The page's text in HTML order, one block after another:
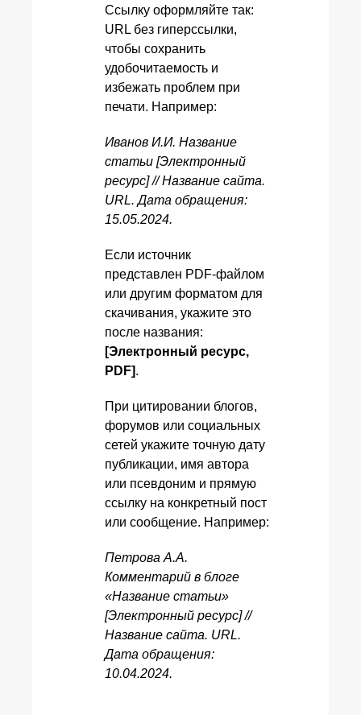
Ссылку оформляйте так:
URL без гиперссылки,
чтобы сохранить
удобочитаемость и
избежать проблем при
печати. Например:
Иванов И.И. Название
статьи [Электронный
ресурс] // Название сайта.
URL. Дата обращения:
15.05.2024.
Если источник
представлен PDF-файлом
или другим форматом для
скачивания, укажите это
после названия:
[Электронный ресурс,
PDF].
При цитировании блогов,
форумов или социальных
сетей укажите точную дату
публикации, имя автора
или псевдоним и прямую
ссылку на конкретный пост
или сообщение. Например:
Петрова А.А.
Комментарий в блоге
«Название статьи»
[Электронный ресурс] //
Название сайта. URL.
Дата обращения:
10.04.2024.